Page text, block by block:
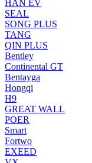
HAN EV
SEAL
SONG PLUS
TANG
QIN PLUS
Bentley
Continental GT
Bentayga
Hongqi
H9
GREAT WALL
POER
Smart
Fortwo
EXEED